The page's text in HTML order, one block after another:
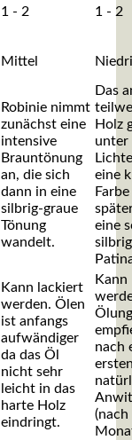
1 - 2
1 - 2
Mittel
Robinie nimmt
zunächst eine
intensive
Brauntönung
an, die sich
dann in eine
silbrig-graue
Tönung
wandelt.
Das
Holz
unter
eine
eine
Kann lackiert
werden. Ölen
ist anfangs
aufwändiger
da das Öl
nicht sehr
leicht in das
harte Holz
eindringt.
Ölung
nach
(nach